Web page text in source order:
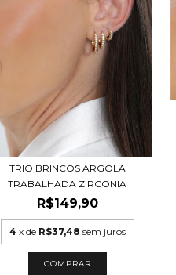
TRIO BRINCOS ARGOLA
TRABALHADA ZIRCONIA
R$149,90
4 x de R$37,48 sem juros
COMPRAR